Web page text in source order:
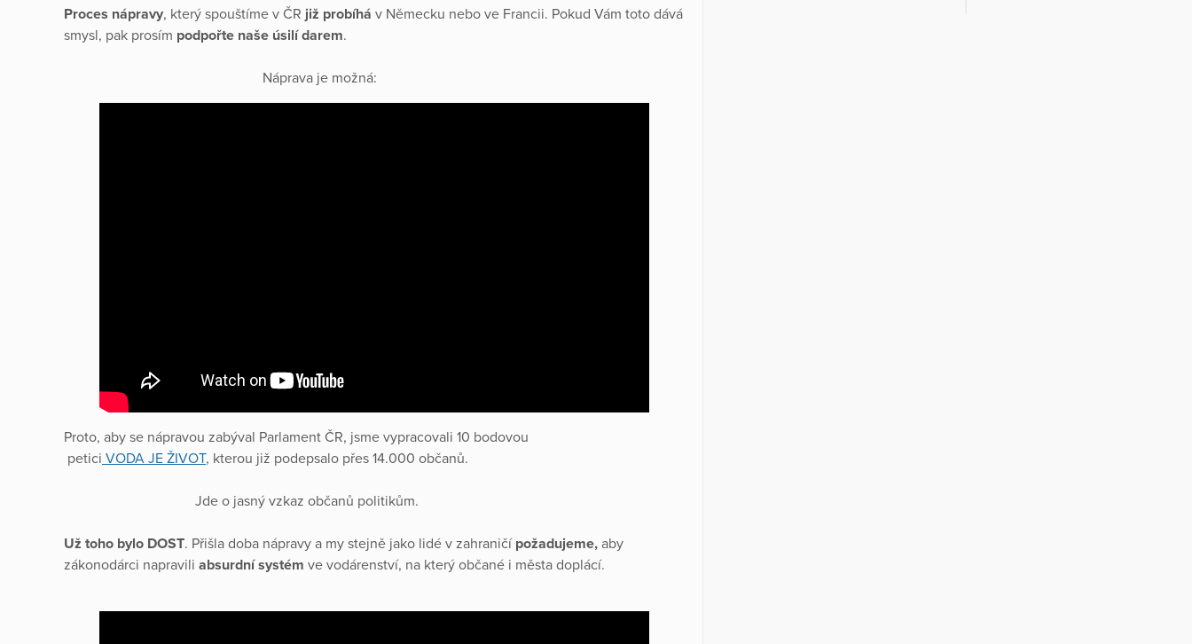
Proces nápravy, který spouštíme v ČR již probíhá v Německu nebo ve Francii. Pokud Vám toto dává
smysl, pak prosím podpořte naše úsilí darem.
Náprava je možná:
Proto, aby se nápravou zabýval Parlament ČR, jsme vypracovali 10 bodovou
petici VODA JE ŽIVOT, kterou již podepsalo přes 14.000 občanů.
Jde o jasný vzkaz občanů politikům.
Už toho bylo DOST. Přišla doba nápravy a my stejně jako lidé v zahraničí požadujeme, aby
zákonodárci napravili absurdní systém ve vodárenství, na který občané i města doplácí.